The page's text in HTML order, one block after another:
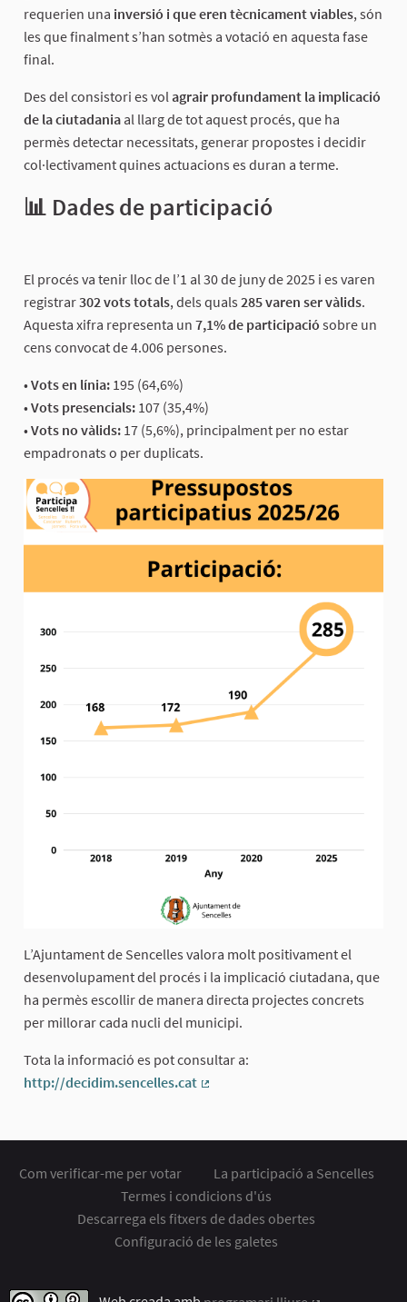
requerien una inversió i que eren tècnicament viables, són
les que finalment s’han sotmès a votació en aquesta fase
final.
Des del consistori es vol agrair profundament la implicació
de la ciutadania al llarg de tot aquest procés, que ha
permès detectar necessitats, generar propostes i decidir
col·lectivament quines actuacions es duran a terme.
📊 Dades de participació
El procés va tenir lloc de l’1 al 30 de juny de 2025 i es varen
registrar302 vots totals, dels quals 285 varen ser vàlids.
Aquesta xifra representa un 7,1% de participació sobre un
cens convocat de 4.006 persones.
•Vots en línia: 195 (64,6%)
•Vots presencials: 107 (35,4%)
•Vots no vàlids: 17 (5,6%), principalment per no estar
empadronats o per duplicats.
L’Ajuntament de Sencelles valora molt positivament el
desenvolupament del procés i la implicació ciutadana, que
ha permès escollir de manera directa projectes concrets
per millorar cada nucli del municipi.
Tota la informació es pot consultar a:
http://decidim.sencelles.cat
Com verificar-me per votar
La participació a Sencelles
Termes i condicions d'ús
Descarrega els fitxers de dades obertes
Configuració de les galetes